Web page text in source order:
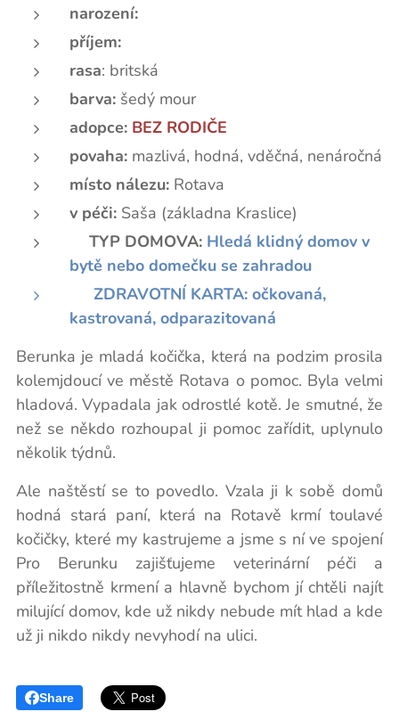
narození:
příjem:
rasa: britská
barva: šedý mour
adopce: BEZ RODIČE
povaha: mazlivá, hodná, vděčná, nenáročná
místo nálezu: Rotava
v péči: Saša (základna Kraslice)
TYP DOMOVA: Hledá klidný domov v
bytě nebo domečku se zahradou
📃 ZDRAVOTNÍ KARTA: očkovaná,
kastrovaná, odparazitovaná
Berunka je mladá kočička, která na podzim prosila
kolemjdoucí ve městě Rotava o pomoc. Byla velmi
hladová. Vypadala jak odrostlé kotě. Je smutné, že
než se někdo rozhoupal ji pomoc zařídit, uplynulo
několik týdnů.
Ale naštěstí se to povedlo. Vzala ji k sobě domů
hodná stará paní, která na Rotavě krmí toulavé
kočičky, které my kastrujeme a jsme s ní ve spojení
Pro Berunku zajišťujeme veterinární péči a
příležitostně krmení a hlavně bychom jí chtěli najít
milující domov, kde už nikdy nebude mít hlad a kde
už ji nikdo nikdy nevyhodí na ulici.
Share